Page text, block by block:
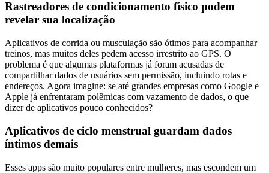
Rastreadores de condicionamento físico podem
revelar sua localização
Aplicativos de corrida ou musculação são ótimos para acompanhar
treinos, mas muitos deles pedem acesso irrestrito ao GPS. O
problema é que algumas plataformas já foram acusadas de
compartilhar dados de usuários sem permissão, incluindo rotas e
endereços. Agora imagine: se até grandes empresas como Google e
Apple já enfrentaram polêmicas com vazamento de dados, o que
dizer de aplicativos pouco conhecidos?
Aplicativos de ciclo menstrual guardam dados
íntimos demais
Esses apps são muito populares entre mulheres, mas escondem um